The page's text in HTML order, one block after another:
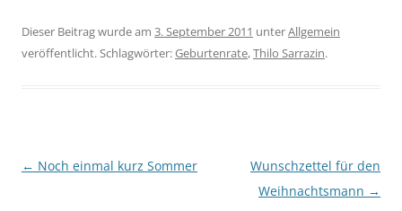
Dieser Beitrag wurde am 3. September 2011 unterAllgemein
veröffentlicht. Schlagwörter:Geburtenrate,Thilo Sarrazin.
Beitragsnavigation
← Noch einmal kurz Sommer
Wunschzettel für den
Weihnachtsmann →